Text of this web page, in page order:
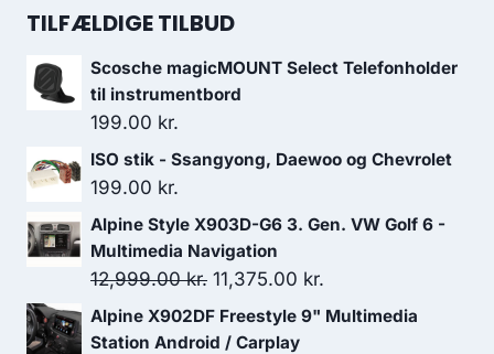
pris
124.95 kr..99.96 kr..
TILFÆLDIGE TILBUD
Scosche magicMOUNT Select Telefonholder
til instrumentbord
199.00 kr.
ISO stik - Ssangyong, Daewoo og Chevrolet
199.00 kr.
Alpine Style X903D-G6 3. Gen. VW Golf 6 -
Multimedia Navigation
12,999.00kr. Den
oprindelige
pris
11,375.00 kr.
aktuelle
Alpine X902DF Freestyle 9" Multimedia
Station Android / Carplay